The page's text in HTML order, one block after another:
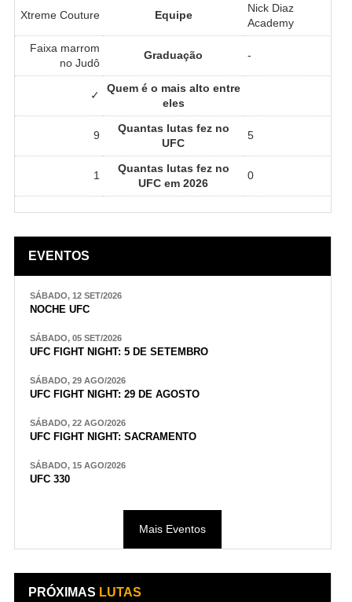
Xtreme Couture Equipe
Nick Diaz
Academy
Faixa marrom
no Judô
Graduação -
✓
Quem é o mais alto entre
eles
9
Quantas lutas fez no
UFC
5
1
Quantas lutas fez no
UFC em 2026
0
EVENTOS
SÁBADO, 12 SET/2026
NOCHE UFC
SÁBADO, 05 SET/2026
UFC FIGHT NIGHT: 5 DE SETEMBRO
SÁBADO, 29 AGO/2026
UFC FIGHT NIGHT: 29 DE AGOSTO
SÁBADO, 22 AGO/2026
UFC FIGHT NIGHT: SACRAMENTO
SÁBADO, 15 AGO/2026
UFC 330
Mais Eventos
PRÓXIMAS LUTAS